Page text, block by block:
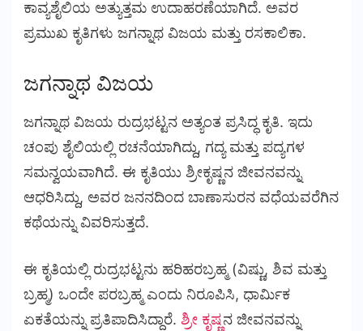
ಕಾವ್ಯಶೈಲಿಯ ಅತ್ಯುತ್ತಮ ಉದಾಹರಣೆಯಾಗಿದೆ. ಅವರ
ಪ್ರಮುಖ ಕೃತಿಗಳು ಜಗನ್ನಾಥ ವಿಜಯ ಮತ್ತು ರಸಕಾಲಿಕಾ.
ಜಗನ್ನಾಥ ವಿಜಯ
ಜಗನ್ನಾಥ ವಿಜಯ ರುದ್ರಭಟ್ಟನ ಅತ್ಯಂತ ಪ್ರಸಿದ್ಧ ಕೃತಿ. ಇದು
ಚಂಪು ಶೈಲಿಯಲ್ಲಿ ರಚನೆಯಾಗಿದ್ದು, ಗದ್ಯ ಮತ್ತು ಪದ್ಯಗಳ
ಸಮನ್ವಯವಾಗಿದೆ. ಈ ಕೃತಿಯು ಶ್ರೀಕೃಷ್ಣನ ಜೀವನವನ್ನು
ಆಧರಿಸಿದ್ದು, ಅವರ ಜನನದಿಂದ ಬಾಣಾಸುರನ ವಧೆಯವರೆಗಿನ
ಕಥೆಯನ್ನು ವಿವರಿಸುತ್ತದೆ.
ಈ ಕೃತಿಯಲ್ಲಿ ರುದ್ರಭಟ್ಟನು ಹರಿಹರಬ್ರಹ್ಮ (ವಿಷ್ಣು, ಶಿವ ಮತ್ತು
ಬ್ರಹ್ಮ) ಒಂದೇ ಪರಬ್ರಹ್ಮ ಎಂದು ನಿರೂಪಿಸಿ, ಧಾರ್ಮಿಕ
ಏಕತೆಯನ್ನು ಪ್ರತಿಪಾದಿಸಿದ್ದಾರೆ. ಶ್ರೀ ಕೃಷ್ಣನ ಜೀವನವನ್ನು